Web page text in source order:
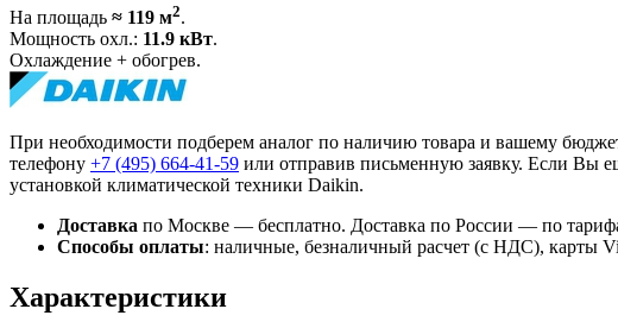
На площадь ≈ 119 м2.
Мощность охл.: 11.9 кВт.
Охлаждение + обогрев.
При необходимости подберем аналог по наличию товара и вашему
телефону +7 (495) 664-41-59 или отправив письменную заявку. Если Вы
установкой климатической техники Daikin.
Доставка по Москве — бесплатно. Доставка по России — по
Способы оплаты: наличные, безналичный расчет (с НДС), карты
Характеристики